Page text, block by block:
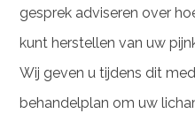
gesprek adviseren over
kunt herstellen van uw
Wij geven u tijdens dit
behandelplan om uw